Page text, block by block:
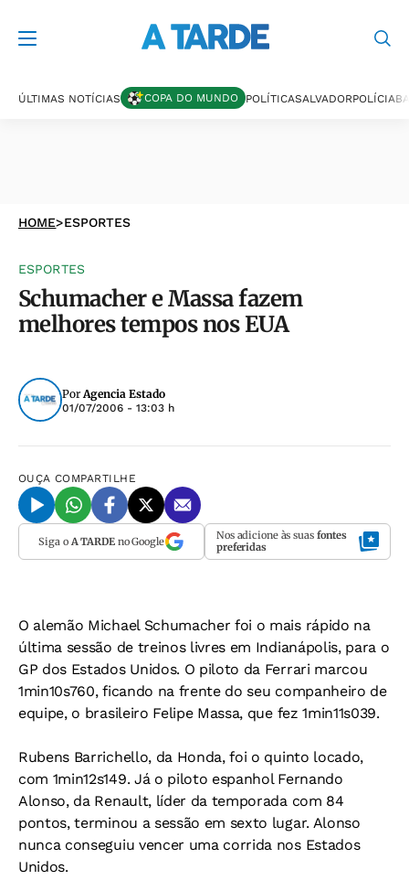
ÚLTIMAS NOTÍCIAS COPA DO MUNDO POLÍTICASALVADORPOLÍCIA
HOME>ESPORTES
ESPORTES
Schumacher e Massa fazem
melhores tempos nos EUA
PorAgencia Estado
01/07/2006 - 13:03 h
OUÇA COMPARTILHE
Siga o A TARDEno Google Nos adicione às suas fontes
preferidas
O alemão Michael Schumacher foi o mais rápido na
última sessão de treinos livres em Indianápolis, para o
GP dos Estados Unidos. O piloto da Ferrari marcou
1min10s760, ficando na frente do seu companheiro de
equipe, o brasileiro Felipe Massa, que fez 1min11s039.
Rubens Barrichello, da Honda, foi o quinto locado,
com 1min12s149. Já o piloto espanhol Fernando
Alonso, da Renault, líder da temporada com 84
pontos, terminou a sessão em sexto lugar. Alonso
nunca conseguiu vencer uma corrida nos Estados
Unidos.